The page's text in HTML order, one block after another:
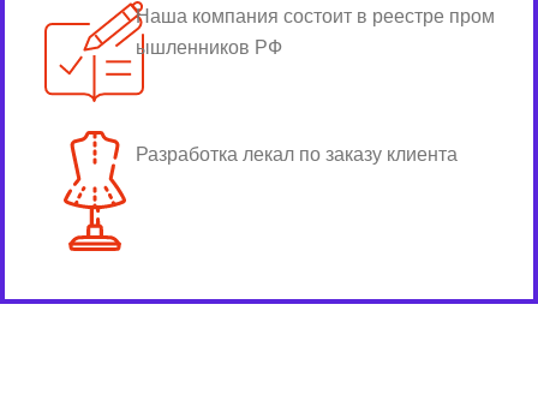
Наша компания состоит в реестре пром
ышленников РФ
Разработка лекал по заказу клиента